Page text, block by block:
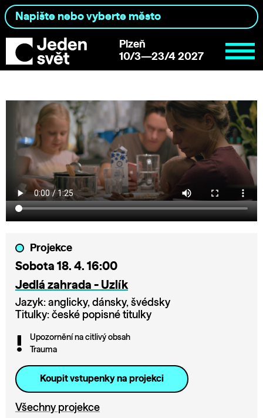
Plzeň
10/3—23/4 2027
Projekce
Sobota 18. 4. 16:00
Jedlá zahrada - Uzlík
Jazyk: anglicky, dánsky, švédsky
Titulky: české popisné titulky
Upozornění na citlivý obsah
Trauma
Koupit vstupenky na projekci
Všechny projekce